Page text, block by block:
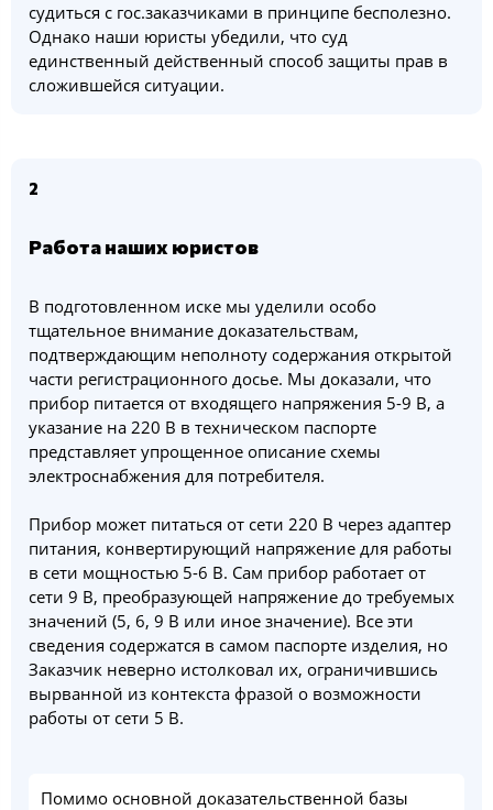
судиться с гос.заказчиками в принципе бесполезно.
Однако наши юристы убедили, что суд
единственный действенный способ защиты прав в
сложившейся ситуации.
2
Работа наших юристов
В подготовленном иске мы уделили особо
тщательное внимание доказательствам,
подтверждающим неполноту содержания открытой
части регистрационного досье. Мы доказали, что
прибор питается от входящего напряжения 5-9 В, а
указание на 220 В в техническом паспорте
представляет упрощенное описание схемы
электроснабжения для потребителя.
Прибор может питаться от сети 220 В через адаптер
питания, конвертирующий напряжение для работы
в сети мощностью 5-6 В. Сам прибор работает от
сети 9 В, преобразующей напряжение до требуемых
значений (5, 6, 9 В или иное значение). Все эти
сведения содержатся в самом паспорте изделия, но
Заказчик неверно истолковал их, ограничившись
вырванной из контекста фразой о возможности
работы от сети 5 В.
Помимо основной доказательственной базы